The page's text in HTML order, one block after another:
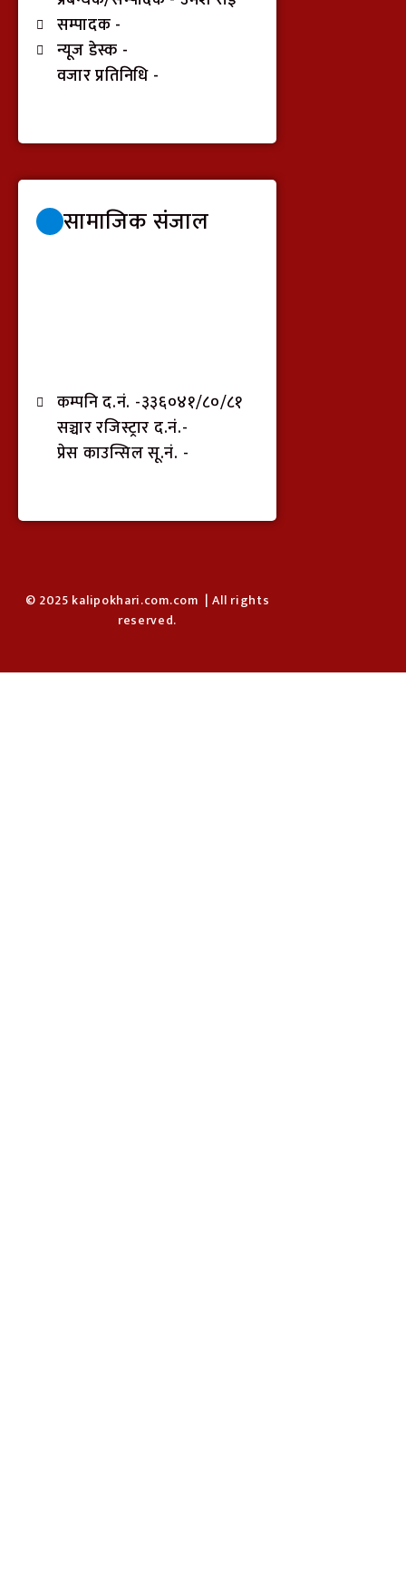
सम्पादक -
न्यूज डेस्क -
वजार प्रतिनिधि -
सामाजिक संजाल
कम्पनि द.नं. -३३६०४१/८०/८१
सञ्चार रजिस्ट्रार द.नं.-
प्रेस काउन्सिल सू.नं. -
© 2025 kalipokhari.com.com | All rights
reserved.